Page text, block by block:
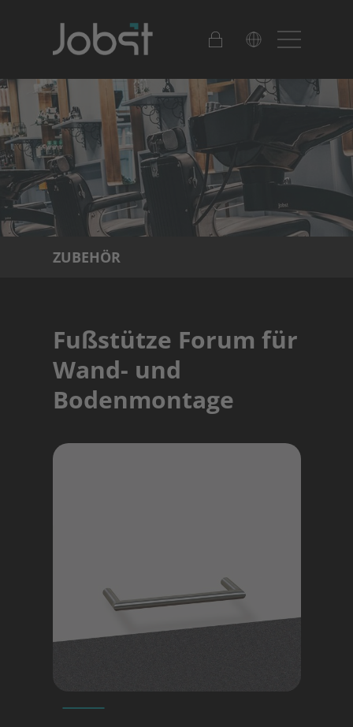
ZUBEHÖR
Fußstütze Forum für
Wand- und
Bodenmontage